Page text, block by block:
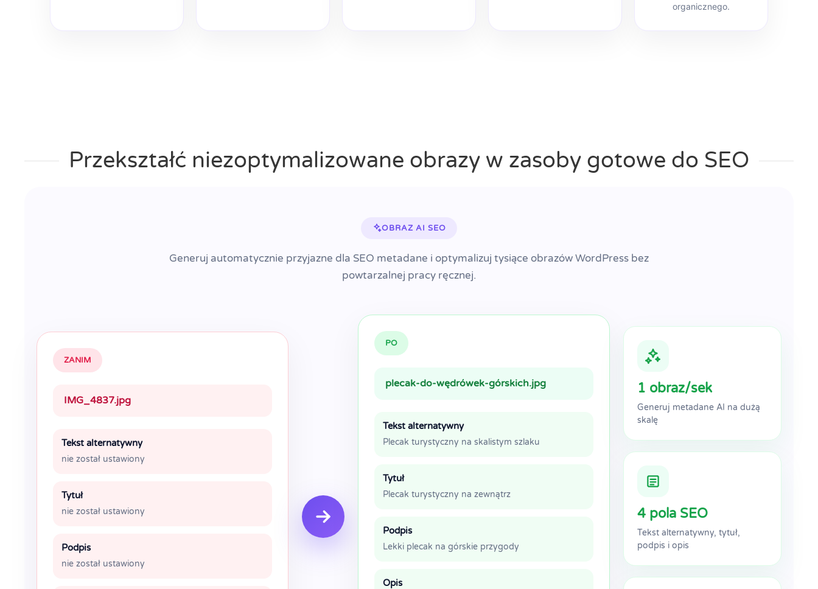
organicznego.
Przekształć niezoptymalizowane obrazy w zasoby gotowe do SEO
OBRAZ AI SEO
Generuj automatycznie przyjazne dla SEO metadane i optymalizuj tysiące obrazów WordPress bez
powtarzalnej pracy ręcznej.
ZANIM
IMG_4837.jpg
Tekst alternatywny
nie został ustawiony
Tytuł
nie został ustawiony
Podpis
nie został ustawiony
PO
plecak-do-wędrówek-górskich.jpg
Tekst alternatywny
Plecak turystyczny na skalistym szlaku
Tytuł
Plecak turystyczny na zewnątrz
Podpis
Lekki plecak na górskie przygody
Opis
1 obraz/sek
Generuj metadane AI na dużą
skalę
4 pola SEO
Tekst alternatywny, tytuł,
podpis i opis